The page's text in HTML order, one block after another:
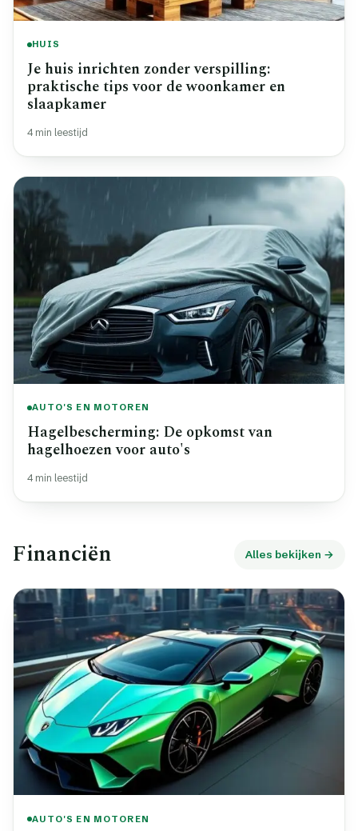
HUIS
Je huis inrichten zonder verspilling:
praktische tips voor de woonkamer en
slaapkamer
4 min leestijd
AUTO'S EN MOTOREN
Hagelbescherming: De opkomst van
hagelhoezen voor auto's
4 min leestijd
Financiën Alles bekijken →
AUTO'S EN MOTOREN